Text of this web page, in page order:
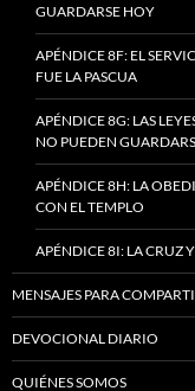
GUARDARSE HOY
APÉNDICE 8F: EL
FUE LA PASCUA
APÉNDICE 8G: LAS
NO PUEDEN
APÉNDICE 8H: LA
CON EL TEMPLO
APÉNDICE 8I: LA CRUZ
MENSAJES PARA
DEVOCIONAL DIARIO
QUIÉNES SOMOS